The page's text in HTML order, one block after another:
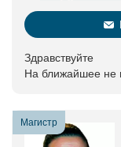
Здравствуйте
На ближайшее не
Магистр